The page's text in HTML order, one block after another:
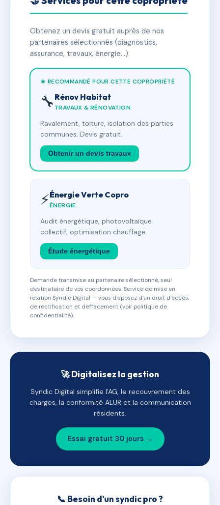
Obtenez un devis gratuit auprès de nos
partenaires sélectionnés (diagnostics,
assurance, travaux, énergie…).
★ RECOMMANDÉ POUR CETTE COPROPRIÉTÉ
🔧 Rénov Habitat
TRAVAUX & RÉNOVATION
Ravalement, toiture, isolation des parties
communes. Devis gratuit.
Obtenir un devis travaux
⚡Énergie Verte Copro
ÉNERGIE
Audit énergétique, photovoltaïque
collectif, optimisation chauffage.
Étude énergétique
Demande transmise au partenaire sélectionné, seul
destinataire de vos coordonnées. Service de mise en
relation Syndic Digital — vous disposez d'un droit d'accès,
de rectification et d'effacement (voir politique de
confidentialité).
🚀 Digitalisez la gestion
Syndic Digital simplifie l'AG, le recouvrement des
charges, la conformité ALUR et la communication
résidents.
Essai gratuit 30 jours →
📞 Besoin d'un syndic pro ?